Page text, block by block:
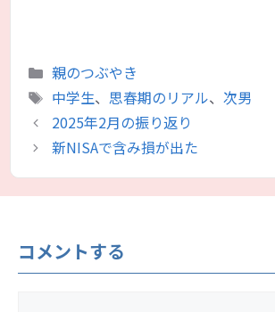
カ
テ
ゴ
リ
ー
親のつぶやき
タ
グ
中学生、 思春期のリアル、 次男
2025年2月の振り返り
新NISAで含み損が出た
コメントする